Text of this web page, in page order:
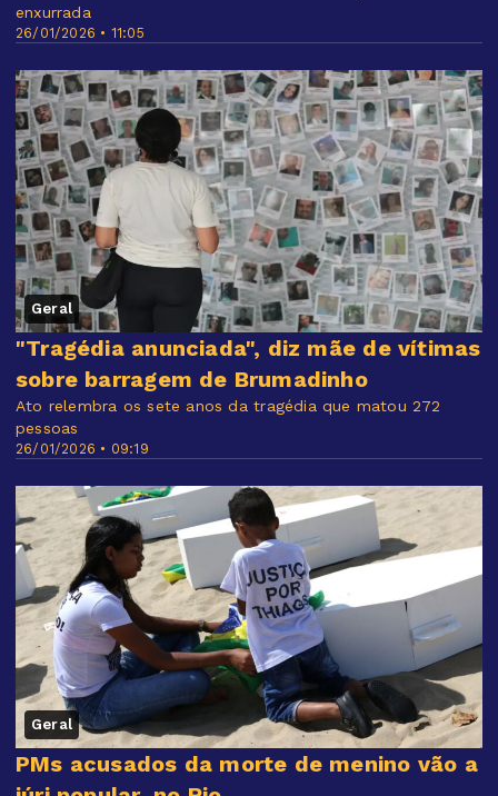
26/01/2026 • 11:05
enxurrada
Geral
26/01/2026 • 09:19
"Tragédia anunciada", diz mãe de vítimas
sobre barragem de Brumadinho
Ato relembra os sete anos da tragédia que matou 272
pessoas
Geral
PMs acusados da morte de menino vão a